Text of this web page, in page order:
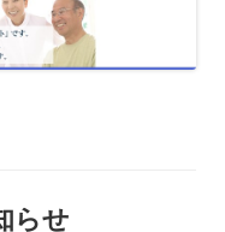
らせ